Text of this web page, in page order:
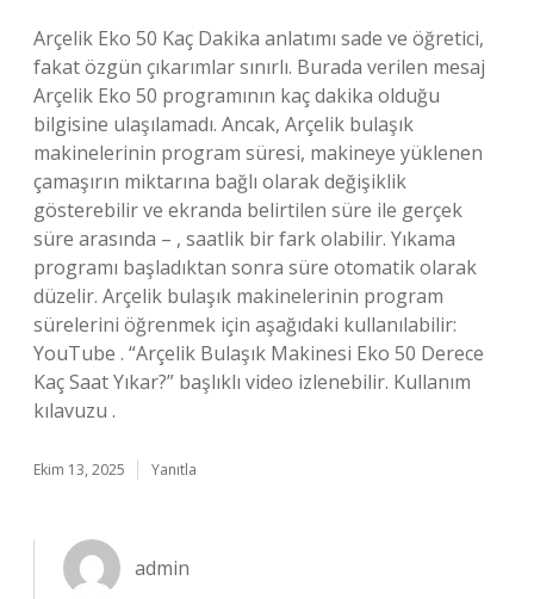
Arçelik Eko 50 Kaç Dakika anlatımı sade ve öğretici,
fakat özgün çıkarımlar sınırlı. Burada verilen mesaj
Arçelik Eko 50 programının kaç dakika olduğu
bilgisine ulaşılamadı. Ancak, Arçelik bulaşık
makinelerinin program süresi, makineye yüklenen
çamaşırın miktarına bağlı olarak değişiklik
gösterebilir ve ekranda belirtilen süre ile gerçek
süre arasında – , saatlik bir fark olabilir. Yıkama
programı başladıktan sonra süre otomatik olarak
düzelir. Arçelik bulaşık makinelerinin program
sürelerini öğrenmek için aşağıdaki kullanılabilir:
YouTube . “Arçelik Bulaşık Makinesi Eko 50 Derece
Kaç Saat Yıkar?” başlıklı video izlenebilir. Kullanım
kılavuzu .
Ekim 13, 2025 Yanıtla
admin